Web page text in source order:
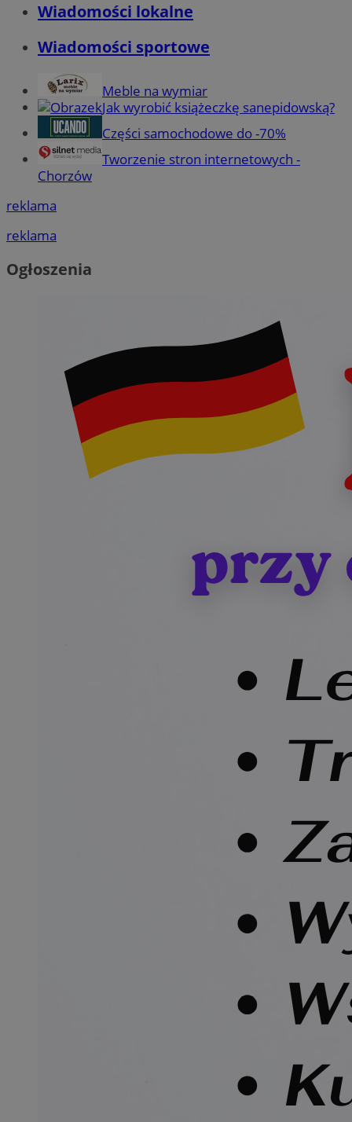
Wiadomości lokalne
Wiadomości sportowe
Meble na wymiar
Jak wyrobić książeczkę sanepidowską?
Części samochodowe do -70%
Tworzenie stron internetowych -
Chorzów
reklama
reklama
Ogłoszenia